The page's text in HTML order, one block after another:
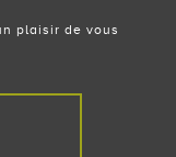
plaisir de vous